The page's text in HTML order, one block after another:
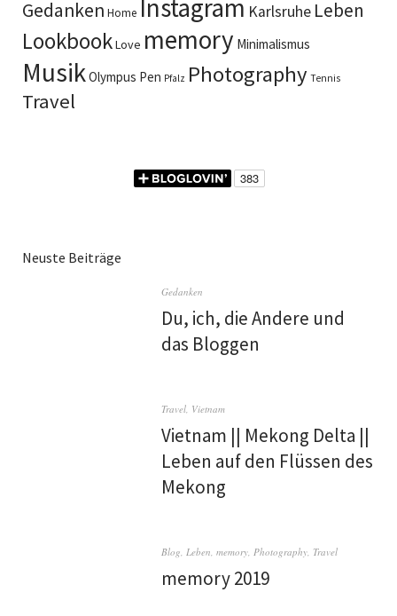
Gedanken Home Instagram Karlsruhe Leben
LookbookLove memory Minimalismus
MusikOlympus Pen Pfalz Photography Tennis
Travel
Neuste Beiträge
Gedanken
Du, ich, die Andere und
das Bloggen
Travel, Vietnam
Vietnam || Mekong Delta ||
Leben auf den Flüssen des
Mekong
Blog,Leben,memory,Photography, Travel
memory 2019